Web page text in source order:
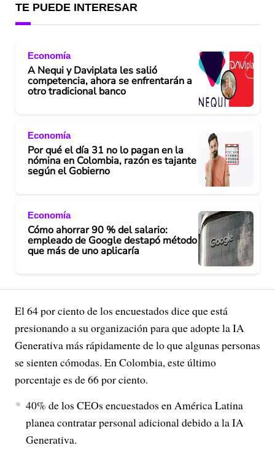
TE PUEDE INTERESAR
Economía
A Nequi y Daviplata les salió
competencia, ahora se enfrentarán a
otro tradicional banco
Economía
Por qué el día 31 no lo pagan en la
nómina en Colombia, razón es tajante
según el Gobierno
Economía
Cómo ahorrar 90 % del salario:
empleado de Google destapó método
que más de uno aplicaría
El 64 por ciento de los encuestados dice que está
presionando a su organización para que adopte la IA
Generativa más rápidamente de lo que algunas personas
se sienten cómodas. En Colombia, este último
porcentaje es de 66 por ciento.
40% de los CEOs encuestados en América Latina
planea contratar personal adicional debido a la IA
Generativa.